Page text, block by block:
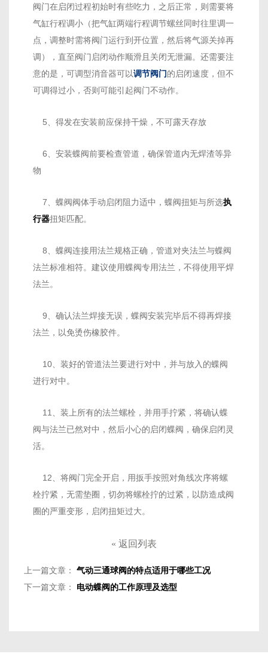
阀门在启闭过程初始时有些吃力，之后正常，则需要将
气缸行程调小（把气缸两端行程调节螺丝同时往里调一
点，调整时需将阀门运行到开位置，然后将气源关掉再
调），直至阀门启闭动作顺滑且关闭无泄漏。还需要注
意的是，可调型消音器可以调节阀门的启闭速度，但不
可调得过小，否则可能引起阀门不动作。
5、得发在安装前应保持干燥，不可露天存放
6、安装蝶阀前要检查管道，确保管道内无焊渣等异
物
7、蝶阀阀体手动启闭阻力适中，蝶阀扭矩与所选执
行器扭矩匹配。
8、蝶阀连接用法兰规格正确，管道对夹法兰与蝶阀
法兰标准相符。建议使用蝶阀专用法兰，不得使用平焊
法兰。
9、确认法兰焊接无误，蝶阀安装完毕后不得再焊接
法兰，以免烫伤橡胶件。
10、装好的管道法兰要进行对中，并与放入的蝶阀
进行对中。
11、装上所有的法兰螺栓，并用手拧紧，将确认蝶
阀与法兰已然对中，然后小心的启闭蝶阀，确保启闭灵
活。
12、将阀门完全开启，用扳手按照对角线次序将螺
栓拧紧，无需垫圈，切勿将螺栓拧的过紧，以防造成阀
圈的严重变形，启闭扭矩过大。
« 返回列表
上一篇文章： 气动三通球阀的特点适用于哪些工况
下一篇文章： 电动蝶阀的工作原理及选型